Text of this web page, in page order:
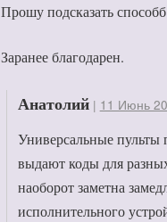
Прошу подсказать
Заранее благодарен.
Анатолий | 11 Июнь
Универсальные пульты
выдают коды для
наоборот заметна
исполнительного